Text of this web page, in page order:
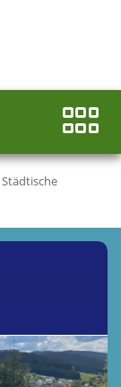
Städtische